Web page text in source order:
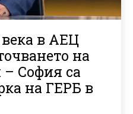
в АЕЦ
на
София са
на ГЕРБ в